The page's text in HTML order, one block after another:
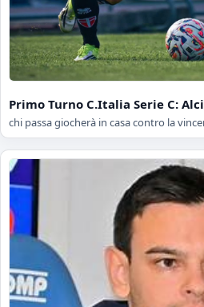
Primo Turno C.Italia Serie C:
chi passa giocherà in casa contro la